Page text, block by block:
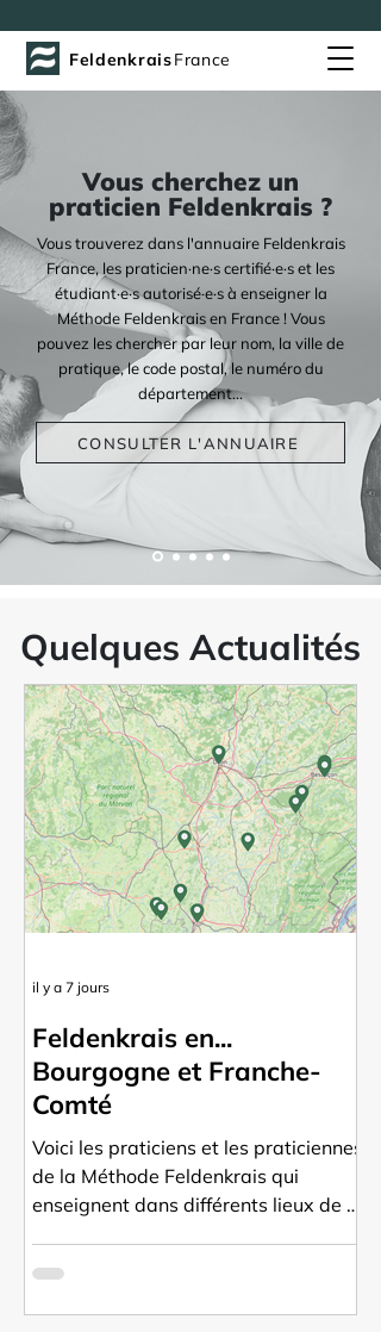
FeldenkraisFrance
Vous cherchez un
praticien Feldenkrais ?
Vous trouverez dans l'annuaire Feldenkrais
France, les praticien·ne·s certifié·e·s et les
étudiant·e·s autorisé·e·s à enseigner la
Méthode Feldenkrais en France ! Vous
pouvez les chercher par leur nom, la ville de
pratique, le code postal, le numéro du
département...
CONSULTER L'ANNUAIRE
Quelques Actualités
Feldenkrais en...
Bourgogne et Franche-
Comté
Voici les praticiens et les praticiennes
de la Méthode Feldenkrais qui
enseignent dans différents lieux de la
Saône-et-Loire. Accédez à leurs
directement.
il y a 7 jours